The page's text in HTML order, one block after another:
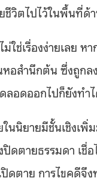
ยชีวิตไปไว้ในพื้นที่
ช่เรื่องง่ายเลย ห
อสำนึกต้น ซึ่งถูก
ลอดออกไปก็ยังทำ
นนิยายมีชั้นเชิงเ
ดตายธรรมดา เ
ดตาย การไขคดี